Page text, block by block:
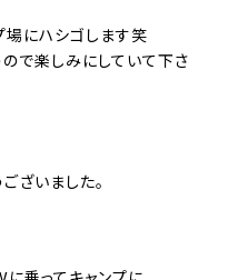
にハシゴします笑
で楽しみにしていて下さ
ざいました。